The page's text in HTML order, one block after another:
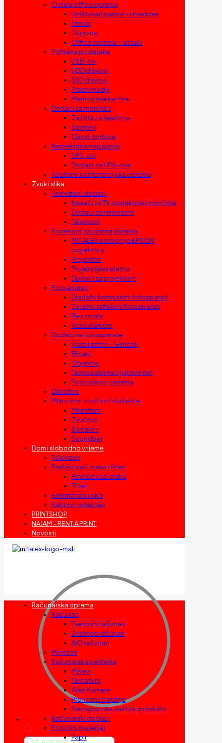
Ostala office oprema
Uništavač papira – shredderi
Trimeri
Giljotine
Office oprema – ostalo
Pohrana podataka
USB-ovi
HDD diskovi
SSD diskovi
Prazni mediji
Memorijske kartice
Dodaci za mobitele
Zaštita za telefone
Sprejevi
Okviri i torbice
Neprekidna napajanja
UPS-ovi
Dodaci za UPS-ove
Telefoni i konferencijska oprema
Zvuk i slika
Televizori i dodaci
Nosači za TV, projektore i monitore
Dodaci za televizore
Televizori
Projektori i dodatna oprema
MIT ALEX promocija EPSON
projektora
Projektori
Projekcijska platna
Dodaci za projektore
Fotoaparati
Digitalni kompaktni fotoaparati
Zrcalno refleksni fotoaparati
Bez zrcala
Videokamere
Dodaci za fotoaparate
Stabilizatori – Gimbali
Blicevi
Objektivi
Termosublimacijski printeri
Foto pribor i oprema
Diktafoni
Mikrofoni, zvučnici i slušalice
Mikrofoni
Zvučnici
Slušalice
Soundbar
Dom i slobodno vrijeme
Televizori
Prečišćivači zraka i filteri
Prečišćivači zraka
Filteri
Električna bicikla
Kablovi i adapteri
PRINTSHOP
NAJAM – RENT A PRINT
Novosti
Products
Računarska oprema
Računari
Prenosni računari
Desktop računari
AIO računari
Monitori
Računarska periferija
Miševi
Tastature
Web Kamere
Prenosne baterije
Prenaponska zaštita i produžni
Računarski dodaci
Potrošni materijal
Papir